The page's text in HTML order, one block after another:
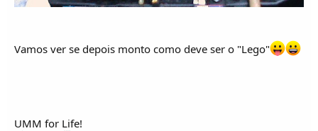
Vamos ver se depois monto como deve ser o "Lego"
UMM for Life!